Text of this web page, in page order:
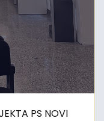
PS NOVI